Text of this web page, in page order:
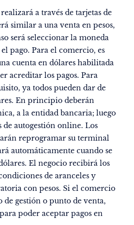
a través de tarjetas de
similar a una venta en pesos,
será seleccionar la moneda
pago. Para el comercio, es
cuenta en dólares habilitada
acreditar los pagos. Para
ya todos pueden dar de
En principio deberán
a la entidad bancaria; luego
de autogestión online. Los
reprogramar su terminal
automáticamente cuando se
El negocio recibirá los
de aranceles y
con pesos. Si el comercio
de gestión o punto de venta,
poder aceptar pagos en